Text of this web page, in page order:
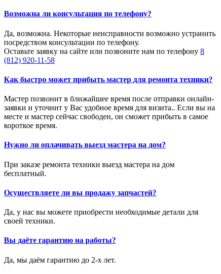
Возможна ли консультация по телефону?
Да, возможна. Некоторые неисправности возможно устранить
посредством консультации по телефону.
Оставьте заявку на сайте или позвоните нам по телефону 8
(812) 920-11-58
Как быстро может прибыть мастер для ремонта техники?
Мастер позвонит в ближайшее время после отправки онлайн-
заявки и уточнит у Вас удобное время для визита.. Если вы на
месте и мастер сейчас свободен, он сможет прибыть в самое
короткое время.
Нужно ли оплачивать выезд мастера на дом?
При заказе ремонта техники выезд мастера на дом
бесплатный.
Осуществляете ли вы продажу запчастей?
Да, у нас вы можете приобрести необходимые детали для
своей техники.
Вы даёте гарантию на работы?
Да, мы даём гарантию до 2-х лет.